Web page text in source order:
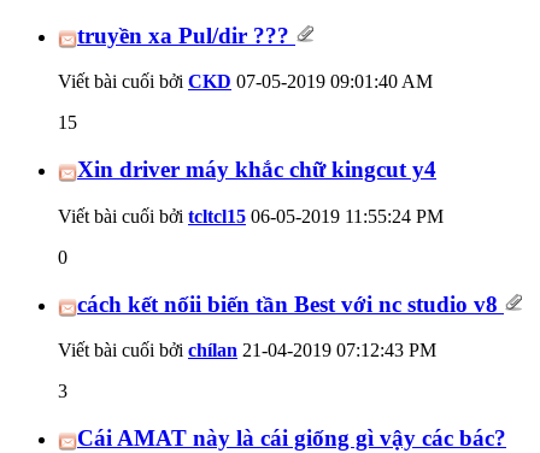
truyền xa Pul/dir ???
Viết bài cuối bởi CKD 07-05-2019 09:01:40 AM
15
Xin driver máy khắc chữ kingcut y4
Viết bài cuối bởi tcltcl15 06-05-2019 11:55:24 PM
0
cách kết nốii biến tần Best với nc studio v8
Viết bài cuối bởi chílan 21-04-2019 07:12:43 PM
3
Cái AMAT này là cái giống gì vậy các bác?